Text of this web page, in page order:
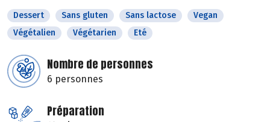
Dessert Sans gluten Sans lactose
Vegan
Végétalien
Végétarien Eté
Nombre de personnes
6 personnes
Préparation